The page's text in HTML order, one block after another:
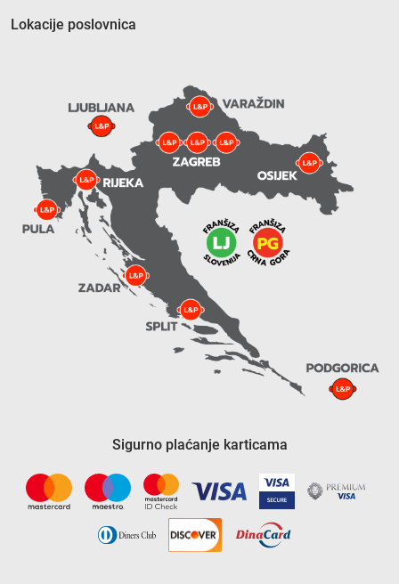
Lokacije poslovnica
Sigurno plaćanje karticama